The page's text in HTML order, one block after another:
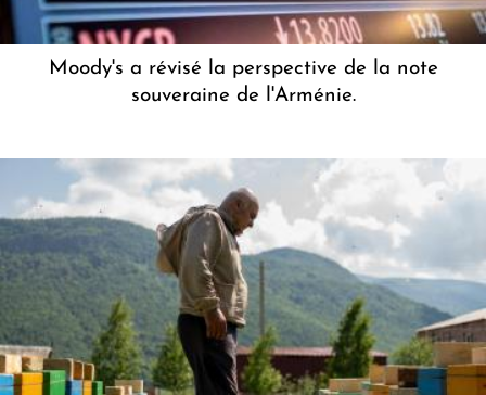
Moody's a révisé la perspective de la note
souveraine de l'Arménie.